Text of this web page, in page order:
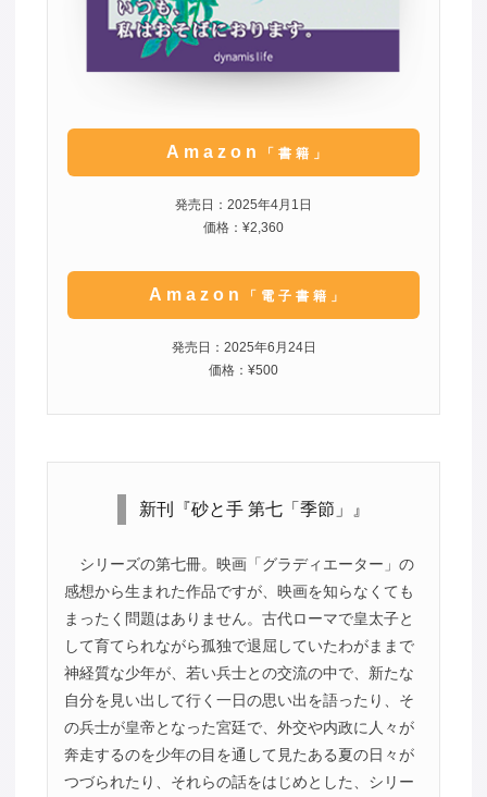
Amazon 「書籍」
発売日：2025年4月1日
価格：¥2,360
Amazon 「電子書籍」
発売日：2025年6月24日
価格：¥500
新刊『砂と手 第七「季節」』
シリーズの第七冊。映画「グラディエーター」の
感想から生まれた作品ですが、映画を知らなくても
まったく問題はありません。古代ローマで皇太子と
して育てられながら孤独で退屈していたわがままで
神経質な少年が、若い兵士との交流の中で、新たな
自分を見い出して行く一日の思い出を語ったり、そ
の兵士が皇帝となった宮廷で、外交や内政に人々が
奔走するのを少年の目を通して見たある夏の日々が
つづられたり、それらの話をはじめとした、シリー